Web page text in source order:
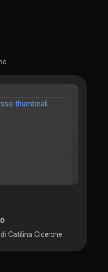
Catilina Cicerone